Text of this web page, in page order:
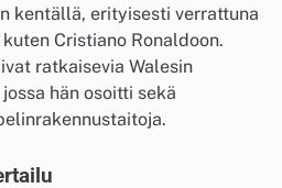
kentällä, erityisesti verrattuna
Cristiano Ronaldoon.
ratkaisevia Walesin
hän osoitti sekä